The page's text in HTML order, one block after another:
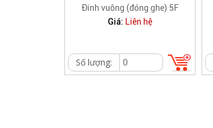
Đinh vuông (đóng ghe) 5F
Giá: Liên hệ
Số lượng: